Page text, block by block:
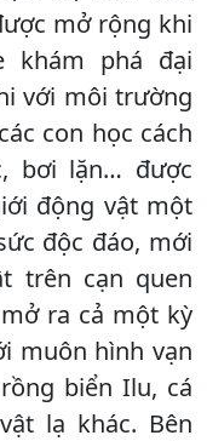
mở rộng khi
khám phá đại
với môi trường
con học cách
bơi lặn… được
động vật một
độc đáo, mới
trên cạn quen
ra cả một kỳ
muôn hình vạn
biển Ilu, cá
lạ khác. Bên